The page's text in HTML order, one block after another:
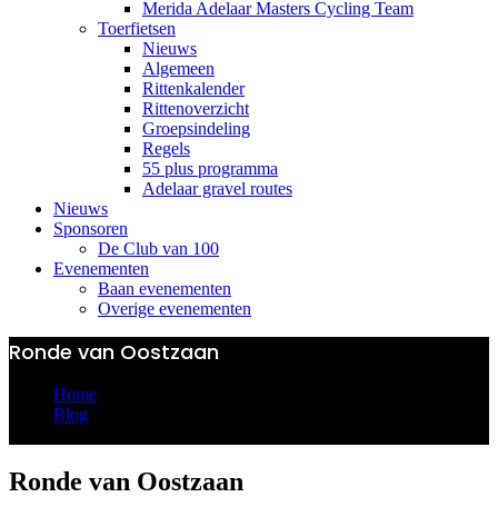
Merida Adelaar Masters Cycling Team
Toerfietsen
Nieuws
Algemeen
Rittenkalender
Rittenoverzicht
Groepsindeling
Regels
55 plus programma
Adelaar gravel routes
Nieuws
Sponsoren
De Club van 100
Evenementen
Baan evenementen
Overige evenementen
Ronde van Oostzaan
Home
Blog
Ronde van Oostzaan